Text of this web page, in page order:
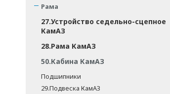
Рама
27.Устройство седельно-сцепное
КамАЗ
28.Рама КамАЗ
50.Кабина КамАЗ
Подшипники
29.Подвеска КамАЗ